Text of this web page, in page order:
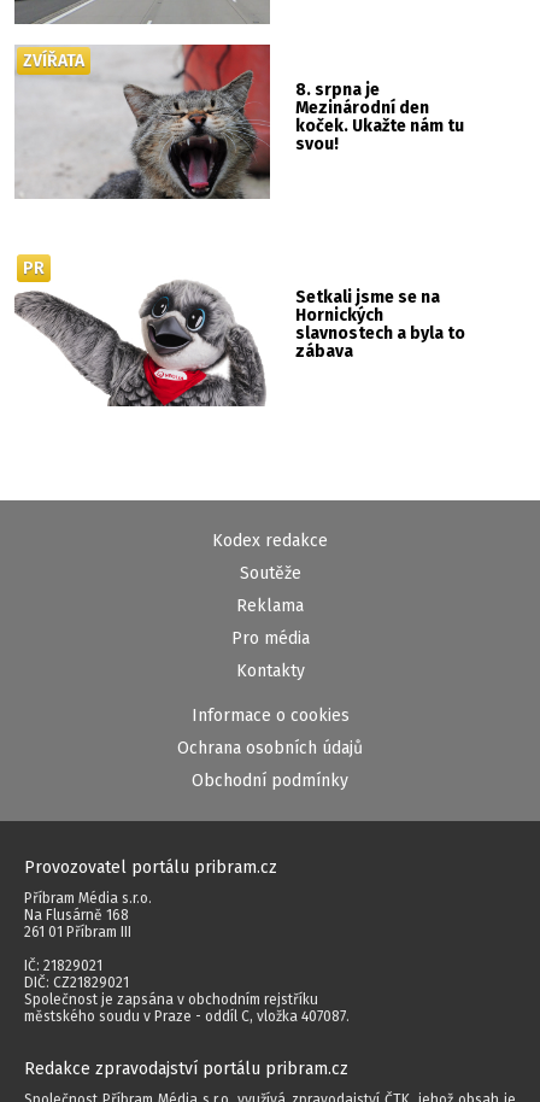
8. srpna je
Mezinárodní den
koček. Ukažte nám tu
svou!
ZVÍŘATA
Setkali jsme se na
Hornických
slavnostech a byla to
zábava
PR
Kodex redakce
Soutěže
Reklama
Pro média
Kontakty
Informace o cookies
Ochrana osobních údajů
Obchodní podmínky
Provozovatel portálu pribram.cz
Příbram Média s.r.o.
Na Flusárně 168
261 01 Příbram III
IČ: 21829021
DIČ: CZ21829021
Společnost je zapsána v obchodním rejstříku
městského soudu v Praze - oddíl C, vložka 407087.
Redakce zpravodajství portálu pribram.cz